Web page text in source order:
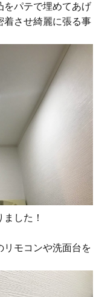
をパテで埋めてあげ
着させ綺麗に張る事
した！
リモコンや洗面台を